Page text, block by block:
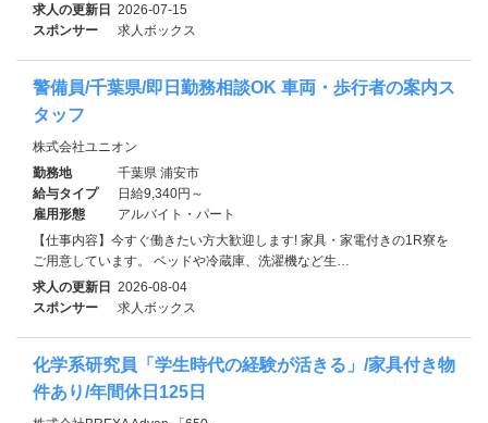
求人の更新日 2026-07-15
スポンサー
求人ボックス
警備員/千葉県/即日勤務相談OK 車両・歩行者の案内ス
タッフ
株式会社ユニオン
勤務地
千葉県 浦安市
給与タイプ
日給9,340円～
雇用形態
アルバイト・パート
【仕事内容】今すぐ働きたい方大歓迎します! 家具・家電付きの1R寮を
ご用意しています。 ベッドや冷蔵庫、洗濯機など生…
求人の更新日 2026-08-04
スポンサー
求人ボックス
化学系研究員「学生時代の経験が活きる」/家具付き物
件あり/年間休日125日